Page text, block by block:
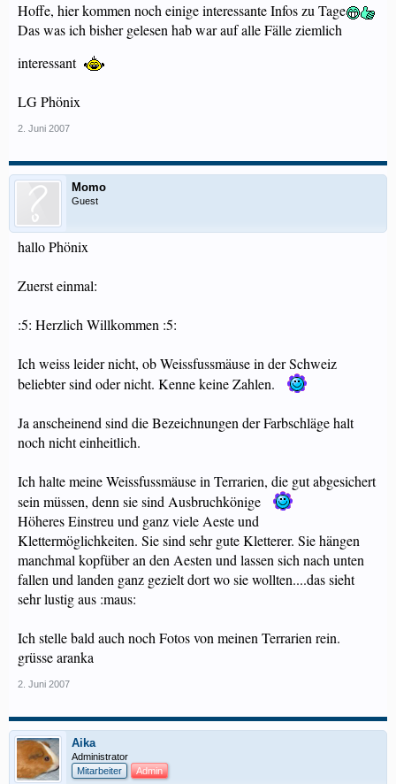
Hoffe, hier kommen noch einige interessante Infos zu Tage
Das was ich bisher gelesen hab war auf alle Fälle ziemlich
interessant
LG Phönix
2. Juni 2007
Momo
Guest
hallo Phönix
Zuerst einmal:
:5: Herzlich Willkommen :5:
Ich weiss leider nicht, ob Weissfussmäuse in der Schweiz
beliebter sind oder nicht. Kenne keine Zahlen.
Ja anscheinend sind die Bezeichnungen der Farbschläge halt
noch nicht einheitlich.
Ich halte meine Weissfussmäuse in Terrarien, die gut abgesichert
sein müssen, denn sie sind Ausbruchkönige
Höheres Einstreu und ganz viele Aeste und
Klettermöglichkeiten. Sie sind sehr gute Kletterer. Sie hängen
manchmal kopfüber an den Aesten und lassen sich nach unten
fallen und landen ganz gezielt dort wo sie wollten....das sieht
sehr lustig aus :maus:
Ich stelle bald auch noch Fotos von meinen Terrarien rein.
grüsse aranka
2. Juni 2007
Aika
Administrator
Mitarbeiter
Admin